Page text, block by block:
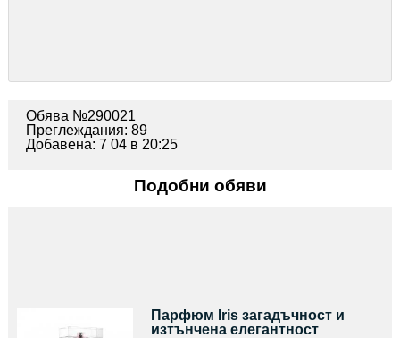
Обява №290021
Преглеждания: 89
Добавена: 7 04 в 20:25
Подобни обяви
Парфюм Iris загадъчност и
изтънчена елегантност